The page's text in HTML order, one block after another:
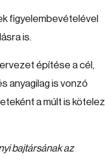
figyelembevételével
is.
építése a cél,
anyagilag is vonzó
a múlt is kötelez
bajtársának az